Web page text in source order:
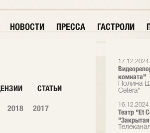
НОВОСТИ ПРЕССА ГАСТРОЛИ
17.12.2024
комната"
Полина
Cetera"
16.12.2024
Театр "Et
СТАТЬИ
2018
2017